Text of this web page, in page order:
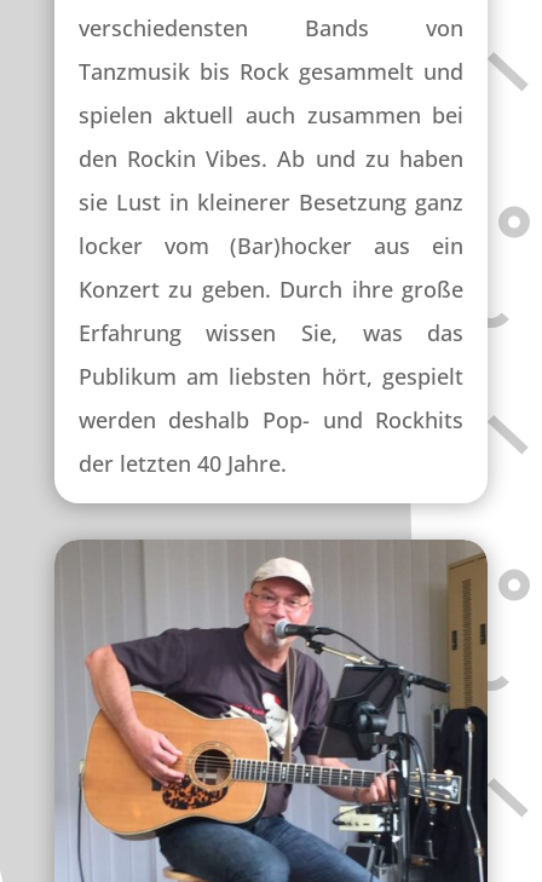
verschiedensten Bands von
Tanzmusik bis Rock gesammelt und
spielen aktuell auch zusammen bei
den Rockin Vibes. Ab und zu haben
sie Lust in kleinerer Besetzung ganz
locker vom (Bar)hocker aus ein
Konzert zu geben. Durch ihre große
Erfahrung wissen Sie, was das
Publikum am liebsten hört, gespielt
werden deshalb Pop- und Rockhits
der letzten 40 Jahre.